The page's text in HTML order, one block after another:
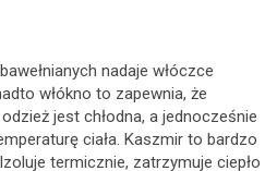
nadaje włóczce
włókno to zapewnia, że
jest chłodna, a jednocześnie
ciała. Kaszmir to bardzo
termicznie, zatrzymuje ciepło